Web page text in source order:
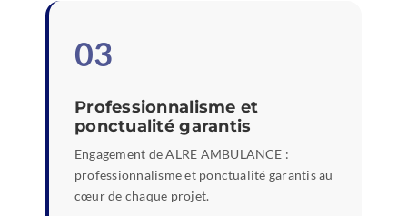
03
Professionnalisme et
ponctualité garantis
Engagement de ALRE AMBULANCE :
professionnalisme et ponctualité garantis au
cœur de chaque projet.